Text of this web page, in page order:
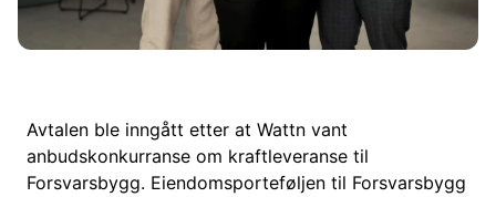
Avtalen ble inngått etter at Wattn vant
anbudskonkurranse om kraftleveranse til
Forsvarsbygg. Eiendomsporteføljen til Forsvarsbygg